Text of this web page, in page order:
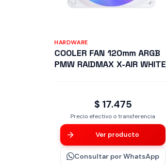
HARDWARE
COOLER FAN 120mm ARGB
PMW RAIDMAX X-AIR WHITE
$ 17.475
Precio efectivo o transferencia
Ver producto
Consultar por WhatsApp